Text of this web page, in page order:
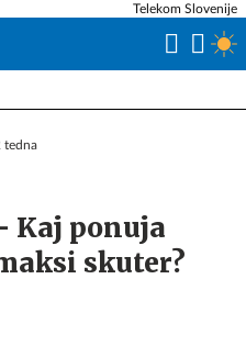
Telekom Slovenije
tedna
Kaj ponuja
skuter?